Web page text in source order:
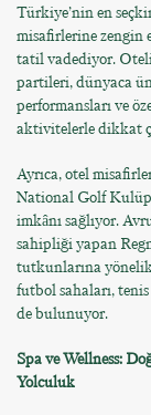
Türkiye’nin en
misafirlerine zengin
tatil vadediyor.
partileri, dünyaca
performansları ve
aktivitelerle dikkat
Ayrıca, otel
National Golf
imkânı sağlıyor.
sahipliği yapan
tutkunlarına
futbol sahaları,
de bulunuyor.
Spa ve Wellness:
Yolculuk